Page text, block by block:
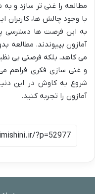
مطالعه را غنی تر سازد و
با وجود چالش ها، کاربران
به این فرصت ها دسترسی
آمازون بپیوندند. مطالعه
می کاهد، بلکه فرصتی بی
و غنی سازی فکری فراهم
شروع به کاوش در این
آمازون را تجربه کنید.